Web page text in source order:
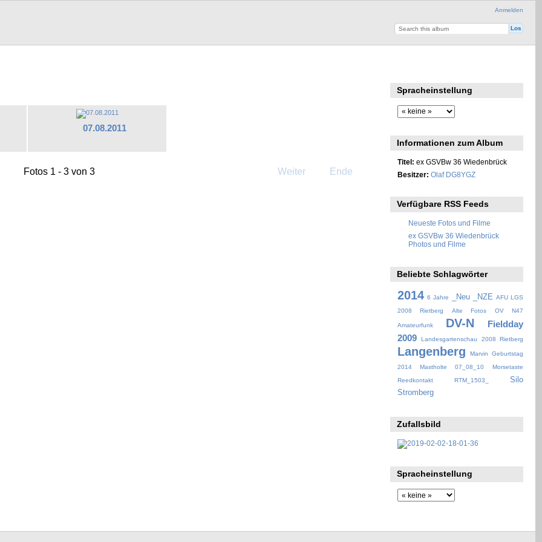
Anmelden
07.08.2011
Fotos 1 - 3 von 3 Weiter Ende
Spracheinstellung
Informationen zum Album
Titel: ex GSVBw 36 Wiedenbrück
Besitzer: Olaf DG8YGZ
Verfügbare RSS Feeds
Neueste Fotos und Filme
ex GSVBw 36 Wiedenbrück
Photos und Filme
Beliebte Schlagwörter
2014 6 Jahre _Neu _NZE AFU LGS
2008 Rietberg
Alte Fotos OV N47
Amateurfunk DV-N
Fieldday
2009
Landesgartenschau 2008 Rietberg
Langenberg
Marvin Geburtstag
2014
Mastholte 07_08_10
Morsetaste
Reedkontakt
RTM_1503_
Silo
Stromberg
Zufallsbild
Spracheinstellung